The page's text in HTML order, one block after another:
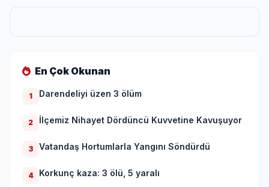
En Çok Okunan
1 Darendeliyi üzen 3 ölüm
2 İlçemiz Nihayet Dördüncü Kuvvetine Kavuşuyor
3 Vatandaş Hortumlarla Yangını Söndürdü
4 Korkunç kaza: 3 ölü, 5 yaralı